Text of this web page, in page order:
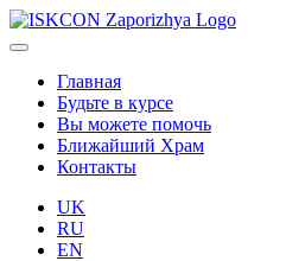
Главная
Будьте в курсе
Вы можете помочь
Ближайший Храм
Контакты
UK
RU
EN